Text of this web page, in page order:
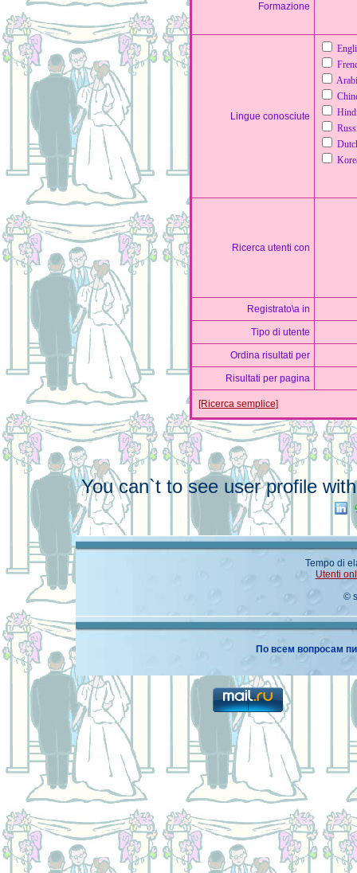
Formazione
Lingue conosciute
Ricerca utenti con
Registrato\a in
Tipo di utente
Ordina risultati per
Risultati per pagina
[Ricerca semplice]
You can`t to see user profile
Tempo di
Utenti
©
По всем вопросам